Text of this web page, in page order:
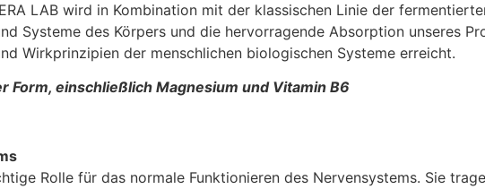
LAB wird in Kombination mit der klassischen Linie der
Systeme des Körpers und die hervorragende Absorption unseres
Wirkprinzipien der menschlichen biologischen Systeme erreicht.
Form, einschließlich Magnesium und Vitamin B6
Rolle für das normale Funktionieren des Nervensystems. Sie